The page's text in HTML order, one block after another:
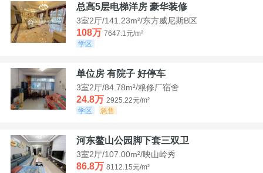
总高5层电梯洋房 豪华装修
3室2厅/141.23m²/东方威尼斯B区
108万 7647.1元/m²
学区
单位房 有院子 好停车
3室2厅/84.78m²/粮修厂宿舍
24.8万 2925.22元/m²
学区
急售
河东鳌山公园脚下套三双卫
3室2厅/107.00m²/映山岭秀
86.8万 8112.15元/m²